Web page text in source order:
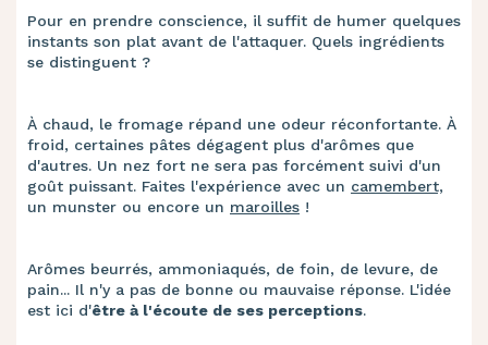
Pour en prendre conscience, il suffit de humer quelques
instants son plat avant de l'attaquer. Quels ingrédients
se distinguent ?
À chaud, le fromage répand une odeur réconfortante. À
froid, certaines pâtes dégagent plus d'arômes que
d'autres. Un nez fort ne sera pas forcément suivi d'un
goût puissant. Faites l'expérience avec un camembert,
un munster ou encore un maroilles !
Arômes beurrés, ammoniaqués, de foin, de levure, de
pain... Il n'y a pas de bonne ou mauvaise réponse. L'idée
est ici d'être à l'écoute de ses perceptions.